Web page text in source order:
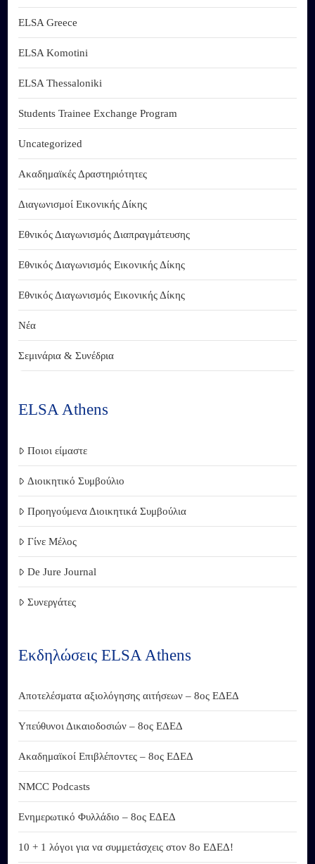
ELSA Greece
ELSA Komotini
ELSA Thessaloniki
Students Trainee Exchange Program
Uncategorized
Ακαδημαϊκές Δραστηριότητες
Διαγωνισμοί Εικονικής Δίκης
Εθνικός Διαγωνισμός Διαπραγμάτευσης
Εθνικός Διαγωνισμός Εικονικής Δίκης
Εθνικός Διαγωνισμός Εικονικής Δίκης
Νέα
Σεμινάρια & Συνέδρια
ELSA Athens
Ποιοι είμαστε
Διοικητικό Συμβούλιο
Προηγούμενα Διοικητικά Συμβούλια
Γίνε Μέλος
De Jure Journal
Συνεργάτες
Εκδηλώσεις ELSA Athens
Αποτελέσματα αξιολόγησης αιτήσεων – 8ος ΕΔΕΔ
Υπεύθυνοι Δικαιοδοσιών – 8ος ΕΔΕΔ
Ακαδημαϊκοί Επιβλέποντες – 8ος ΕΔΕΔ
NMCC Podcasts
Ενημερωτικό Φυλλάδιο – 8ος ΕΔΕΔ
10 + 1 λόγοι για να συμμετάσχεις στον 8ο ΕΔΕΔ!